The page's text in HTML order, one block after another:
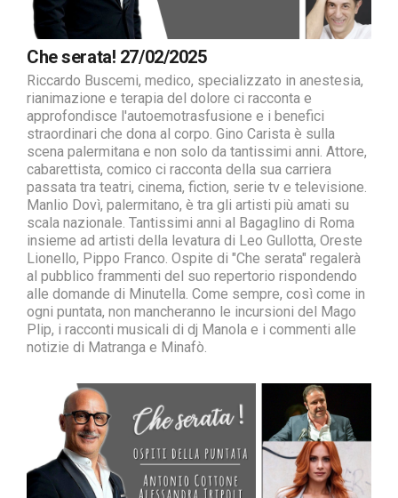
Che serata! 27/02/2025
Riccardo Buscemi, medico, specializzato in anestesia,
rianimazione e terapia del dolore ci racconta e
approfondisce l'autoemotrasfusione e i benefici
straordinari che dona al corpo. Gino Carista è sulla
scena palermitana e non solo da tantissimi anni. Attore,
cabarettista, comico ci racconta della sua carriera
passata tra teatri, cinema, fiction, serie tv e televisione.
Manlio Dovì, palermitano, è tra gli artisti più amati su
scala nazionale. Tantissimi anni al Bagaglino di Roma
insieme ad artisti della levatura di Leo Gullotta, Oreste
Lionello, Pippo Franco. Ospite di "Che serata" regalerà
al pubblico frammenti del suo repertorio rispondendo
alle domande di Minutella. Come sempre, così come in
ogni puntata, non mancheranno le incursioni del Mago
Plip, i racconti musicali di dj Manola e i commenti alle
notizie di Matranga e Minafò.